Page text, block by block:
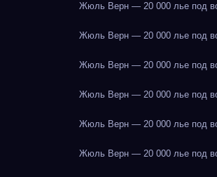
Жюль Верн — 20 000 лье под
Жюль Верн — 20 000 лье под
Жюль Верн — 20 000 лье под
Жюль Верн — 20 000 лье под
Жюль Верн — 20 000 лье под
Жюль Верн — 20 000 лье под